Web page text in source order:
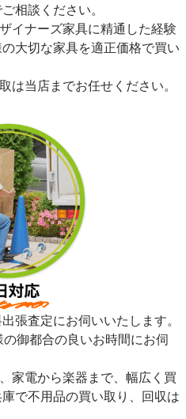
相談ください。
イナーズ家具に精通した経験
大切な家具を適正価格で買い
は当店までお任せください。
張査定にお伺いいたします。
御都合の良いお時間にお伺
家電から楽器まで、幅広く買
で不用品の買い取り、回収は